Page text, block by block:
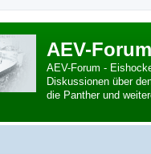
AEV-Forum
AEV-Forum -
Diskussionen über
die Panther und